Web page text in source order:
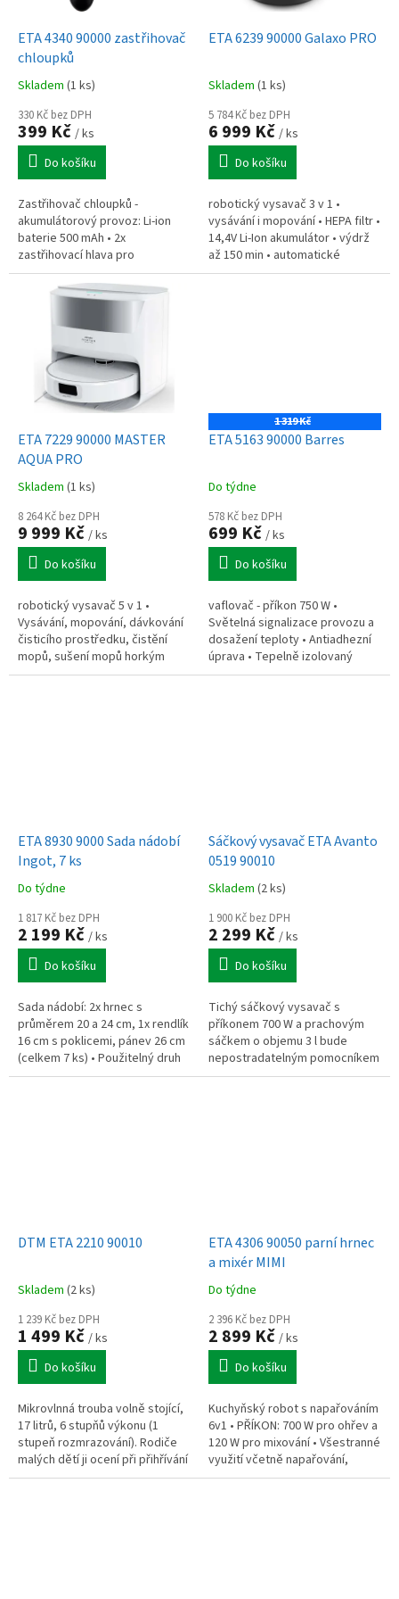
ETA 4340 90000 zastřihovač
chloupků
Skladem (1 ks)
330 Kč bez DPH
399 Kč / ks
Do košíku
Zastřihovač chloupků -
akumulátorový provoz: Li-ion
baterie 500 mAh • 2x
zastřihovací hlava pro
odstranění chloupků v nose,
uších a pro úpravu obočí •
Možnost síťového i...
ETA 6239 90000 Galaxo PRO
Skladem (1 ks)
5 784 Kč bez DPH
6 999 Kč / ks
Do košíku
robotický vysavač 3 v 1 •
vysávání i mopování • HEPA filtr •
14,4V Li-Ion akumulátor • výdrž
až 150 min • automatické
dobíjení • BLDC digitální motor •
ETA 7229 90000 MASTER
AQUA PRO
Skladem (1 ks)
8 264 Kč bez DPH
9 999 Kč / ks
Do košíku
robotický vysavač 5 v 1 •
Vysávání, mopování, dávkování
čisticího prostředku, čistění
mopů, sušení mopů horkým
vzduchem • Nádoba na čistou
1 319 Kč
ETA 5163 90000 Barres
Do týdne
578 Kč bez DPH
699 Kč / ks
Do košíku
vaflovač - příkon 750 W •
Světelná signalizace provozu a
dosažení teploty • Antiadhezní
úprava • Tepelně izolovaný
dvojitý plášť • Bezpečnostní
ETA 8930 9000 Sada nádobí
Ingot, 7 ks
Do týdne
1 817 Kč bez DPH
2 199 Kč / ks
Do košíku
Sada nádobí: 2x hrnec s
průměrem 20 a 24 cm, 1x rendlík
16 cm s poklicemi, pánev 26 cm
(celkem 7 ks) • Použitelný druh
ohřevu: plyn, elektrika,
Sáčkový vysavač ETA Avanto
0519 90010
Skladem (2 ks)
1 900 Kč bez DPH
2 299 Kč / ks
Do košíku
Tichý sáčkový vysavač s
příkonem 700 W a prachovým
sáčkem o objemu 3 l bude
nepostradatelným pomocníkem
ve vaší domácnosti.
DTM ETA 2210 90010
Skladem (2 ks)
1 239 Kč bez DPH
1 499 Kč / ks
Do košíku
Mikrovlnná trouba volně stojící,
17 litrů, 6 stupňů výkonu (1
stupeň rozmrazování). Rodiče
malých dětí ji ocení při přihřívání
dětských kaší či příkrmů a v
ETA 4306 90050 parní hrnec
a mixér MIMI
Do týdne
2 396 Kč bez DPH
2 899 Kč / ks
Do košíku
Kuchyňský robot s napařováním
6v1 • PŘÍKON: 700 W pro ohřev a
120 W pro mixování • Všestranné
využití včetně napařování,
mixování, ohřívání,